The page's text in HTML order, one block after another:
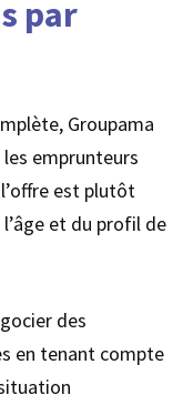
par
Groupama
emprunteurs
est plutôt
et du profil de
des
en tenant compte